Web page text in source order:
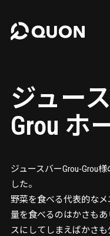
ジュー
Grou ホ
ジュースバーGrou-Grou
した。
野菜を食べる代表的な
量を食べるのはかさも
スにしてしまえばかさ